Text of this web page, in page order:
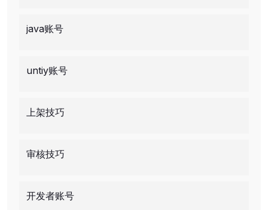
java账号
untiy账号
上架技巧
审核技巧
开发者账号